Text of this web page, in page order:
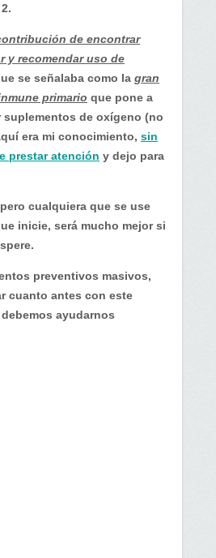
de encontrar
y recomendar uso de
se señalaba como la gran
primario que pone a
de oxígeno (no
era mi conocimiento, sin
prestar atención y dejo para
cualquiera que se use
inicie, será mucho mejor si
preventivos masivos,
cuanto antes con este
ayudarnos